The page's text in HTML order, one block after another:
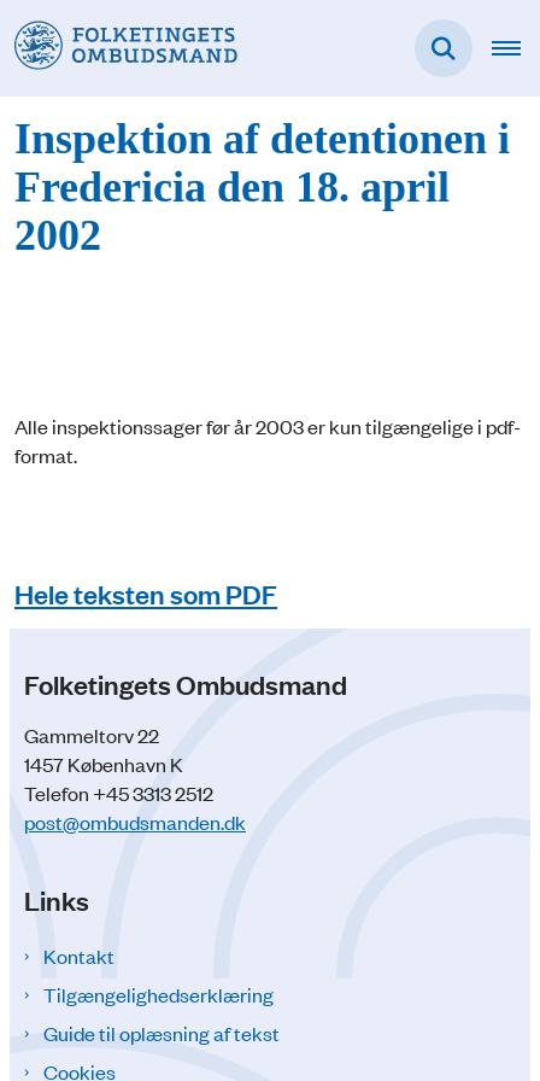
Inspektion af detentionen i
Fredericia den 18. april
2002
Alle inspektionssager før år 2003 er kun tilgængelige i pdf-
format.
Hele teksten som PDF
Folketingets Ombudsmand
Gammeltorv 22
1457 København K
Telefon +45 3313 2512
post@ombudsmanden.dk
Links
Kontakt
Tilgængelighedserklæring
Guide til oplæsning af tekst
Cookies